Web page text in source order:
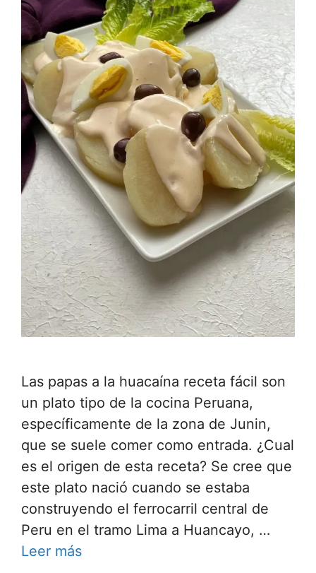
Las papas a la huacaína receta fácil son
un plato tipo de la cocina Peruana,
específicamente de la zona de Junin,
que se suele comer como entrada. ¿Cual
es el origen de esta receta? Se cree que
este plato nació cuando se estaba
construyendo el ferrocarril central de
Peru en el tramo Lima a Huancayo, …
Leer más